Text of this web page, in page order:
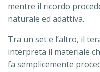
mentre il ricordo
naturale ed adattiva.
Tra un set e l’altro, il
interpreta il materiale
fa semplicemente